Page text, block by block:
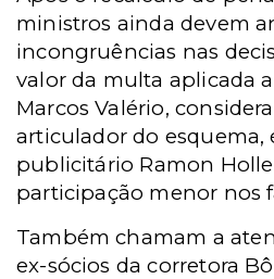
ministros ainda devem
incongruências nas
valor da multa aplicada
Marcos Valério,
articulador do esquema,
publicitário Ramon
participação menor nos
Também chamam a
ex-sócios da corretora